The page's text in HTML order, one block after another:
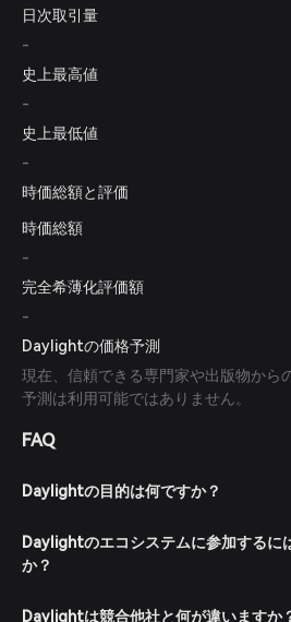
日次取引量
-
史上最高値
-
史上最低値
-
時価総額と評価
時価総額
-
完全希薄化評価額
-
Daylightの価格予測
現在、信頼できる専門家や出版物か
予測は利用可能ではありません。
FAQ
Daylightの目的は何ですか？
Daylightのエコシステムに参加するに
か？
Daylightは競合他社と何が違いますか